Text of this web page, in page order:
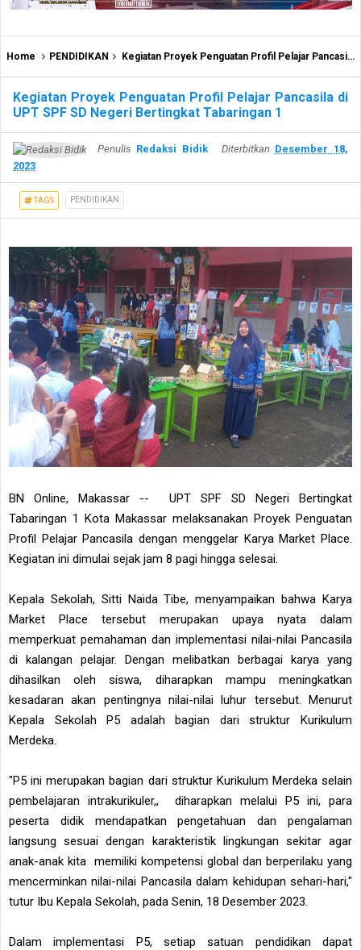
Home PENDIDIKAN Kegiatan Proyek Penguatan Profil Pelajar Pancasila di UPT SPF SD Negeri Bertingkat Tabaringan 1
Kegiatan Proyek Penguatan Profil Pelajar Pancasila di
UPT SPF SD Negeri Bertingkat Tabaringan 1
Penulis Redaksi Bidik Diterbitkan Desember 18,
2023
TAGS PENDIDIKAN
BN Online, Makassar -- UPT SPF SD Negeri Bertingkat
Tabaringan 1 Kota Makassar melaksanakan Proyek Penguatan
Profil Pelajar Pancasila dengan menggelar Karya Market Place.
Kegiatan ini dimulai sejak jam 8 pagi hingga selesai.
Kepala Sekolah, Sitti Naida Tibe, menyampaikan bahwa Karya
Market Place tersebut merupakan upaya nyata dalam
memperkuat pemahaman dan implementasi nilai-nilai Pancasila
di kalangan pelajar. Dengan melibatkan berbagai karya yang
dihasilkan oleh siswa, diharapkan mampu meningkatkan
kesadaran akan pentingnya nilai-nilai luhur tersebut. Menurut
Kepala Sekolah P5 adalah bagian dari struktur Kurikulum
Merdeka.
"P5 ini merupakan bagian dari struktur Kurikulum Merdeka selain
pembelajaran intrakurikuler,, diharapkan melalui P5 ini, para
peserta didik mendapatkan pengetahuan dan pengalaman
langsung sesuai dengan karakteristik lingkungan sekitar agar
anak-anak kita memiliki kompetensi global dan berperilaku yang
mencerminkan nilai-nilai Pancasila dalam kehidupan sehari-hari,"
tutur Ibu Kepala Sekolah, pada Senin, 18 Desember 2023.
Dalam implementasi P5, setiap satuan pendidikan dapat